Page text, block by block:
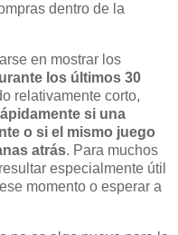
dentro de la
en mostrar los
los últimos 30
relativamente corto,
si una
o si el mismo juego
atrás. Para muchos
especialmente útil
momento o esperar a